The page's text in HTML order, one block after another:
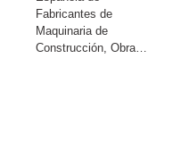
Fabricantes de
Maquinaria de
Construcción, Obra…